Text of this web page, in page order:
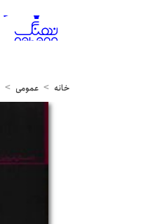
خانه عمومی